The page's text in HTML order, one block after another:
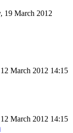
19 March 2012
March 2012 14:15
March 2012 14:15